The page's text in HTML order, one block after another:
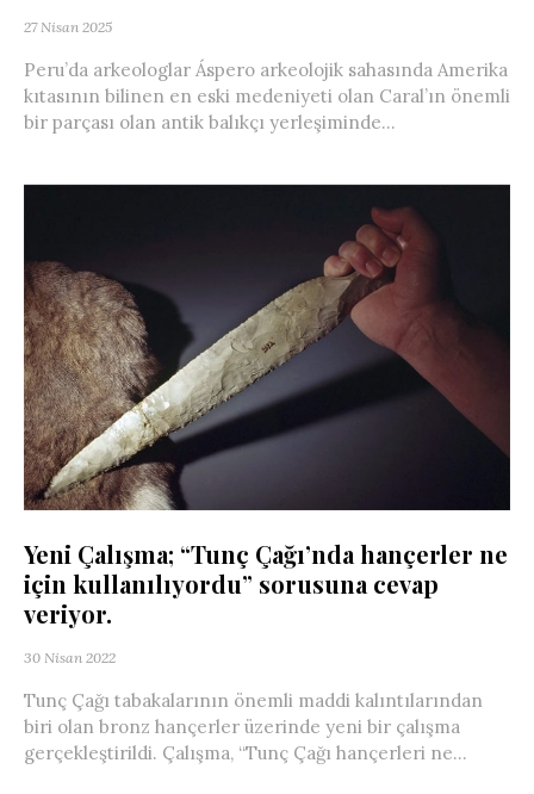
27 Nisan 2025
Peru’da arkeologlar Áspero arkeolojik sahasında Amerika
kıtasının bilinen en eski medeniyeti olan Caral’ın önemli
bir parçası olan antik balıkçı yerleşiminde...
Yeni Çalışma; “Tunç Çağı’nda hançerler ne
için kullanılıyordu” sorusuna cevap
veriyor.
30 Nisan 2022
Tunç Çağı tabakalarının önemli maddi kalıntılarından
biri olan bronz hançerler üzerinde yeni bir çalışma
gerçekleştirildi. Çalışma, “Tunç Çağı hançerleri ne...